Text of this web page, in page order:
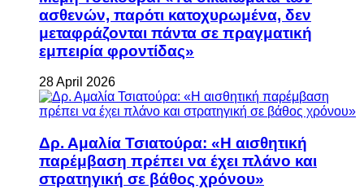
ασθενών, παρότι κατοχυρωμένα, δεν
μεταφράζονται πάντα σε πραγματική
εμπειρία φροντίδας»
28 April 2026
Δρ. Αμαλία Τσιατούρα: «Η αισθητική
παρέμβαση πρέπει να έχει πλάνο και
στρατηγική σε βάθος χρόνου»